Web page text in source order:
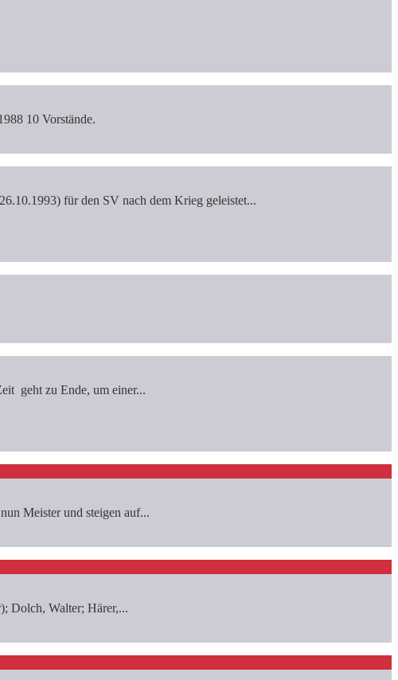
10 Vorstände.
für den SV nach dem Krieg geleistet...
geht zu Ende, um einer...
Meister und steigen auf...
Dolch, Walter; Härer,...